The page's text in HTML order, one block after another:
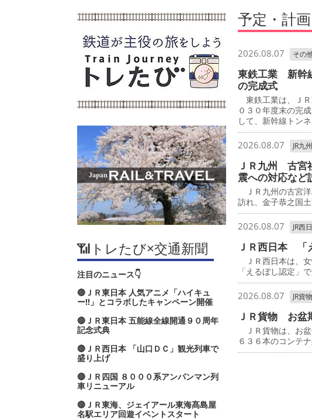
📶トレたび×交通新聞
注目のニュース👇
🔴ＪＲ東日本 人気アニメ「ハイキュ
ー‼」とコラボしたキャンペーン開催
🔴ＪＲ東日本 五能線全線開通９０周年
記念式典
🔴ＪＲ西日本 「山口ＤＣ」観光列車で
盛り上げ
🔴ＪＲ四国 ８０００系アンパンマン列
車リニューアル
🔴ＪＲ東海、ジェイアール東海髙島屋
名駅エリア回遊イベントスタート
予定・計
2026.08.07 その
東鉄工業 新幹
の完成式
東鉄工業は、Ｊ
０３０年度末の完
して、新幹線トン
2026.08.07 JR九州
ＪＲ九州 古宮
震への対応など
ＪＲ九州の古宮
訪れ、金子恭之国
2026.08.07 JR西
ＪＲ西日本 「
ＪＲ西日本は、
「えるぼし認定」
2026.08.07 JR貨物
ＪＲ貨物 お盆
ＪＲ貨物は、お
６３６本のコンテ